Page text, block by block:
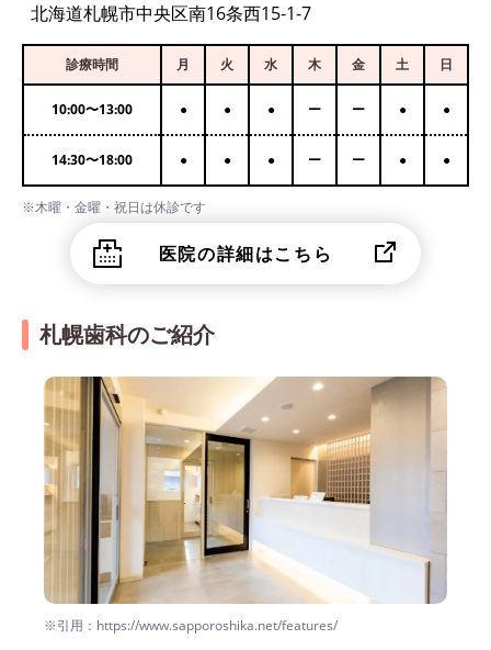
北海道札幌市中央区南16条西15-1-7
診療時間 月 火 水 木 金 土 日
10:00〜13:00 ● ● ● ー ー ● ●
14:30〜18:00 ● ● ● ー ー ● ●
※木曜・金曜・祝日は休診です
医院の詳細はこちら
札幌歯科のご紹介
※引用：https://www.sapporoshika.net/features/